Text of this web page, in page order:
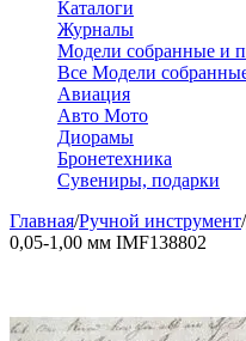
Каталоги
Журналы
Модели собранные и
Все Модели
Авиация
Авто Мото
Диорамы
Бронетехника
Сувениры, подарки
Главная/Ручной инструмент/
0,05-1,00 мм IMF138802